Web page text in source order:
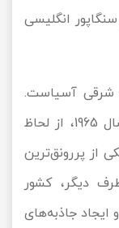
انگلیسی
شرقی آسیاست.
این کشور، پس از جدایی از مالزی در سال 1965، از لحاظ
از پررونق‌ترین
دیگر، کشور
جاذبه‌های